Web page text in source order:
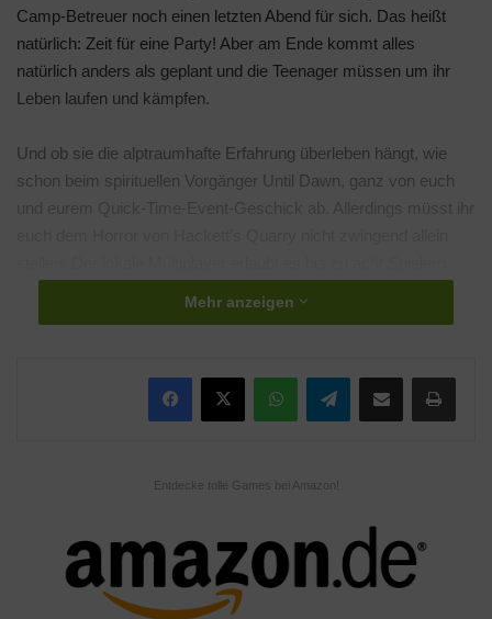
Camp-Betreuer noch einen letzten Abend für sich. Das heißt
natürlich: Zeit für eine Party! Aber am Ende kommt alles
natürlich anders als geplant und die Teenager müssen um ihr
Leben laufen und kämpfen.
Und ob sie die alptraumhafte Erfahrung überleben hängt, wie
schon beim spirituellen Vorgänger Until Dawn, ganz von euch
Klicke hier, um Marketing-Cookies zu
akzeptieren und diesen Inhalt zu aktivieren
Mehr anzeigen
Telegram
Entdecke tolle Games bei Amazon!